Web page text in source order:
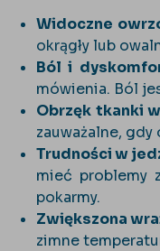
Widoczne
okrągły lub
Ból i
mówienia. Ból
Obrzęk tkanki
zauważalne,
Trudności w
mieć problemy
pokarmy.
Zwiększona
zimne